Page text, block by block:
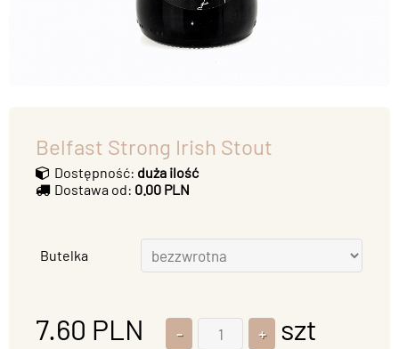
Belfast Strong Irish Stout
Dostępność: duża ilość
Dostawa od: 0.00 PLN
Butelka
7.60 PLN szt